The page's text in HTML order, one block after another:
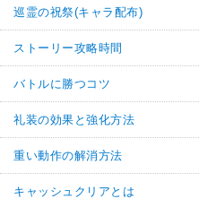
巡霊の祝祭(キャラ配布)
ストーリー攻略時間
バトルに勝つコツ
礼装の効果と強化方法
重い動作の解消方法
キャッシュクリアとは